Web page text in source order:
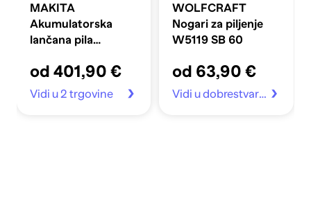
MAKITA
Akumulatorska
lančana pila
od 401,90 €
Vidi u 2 trgovine
WOLFCRAFT
Nogari za piljenje
W5119 SB 60
od 63,90 €
Vidi u dobrestvari.hr